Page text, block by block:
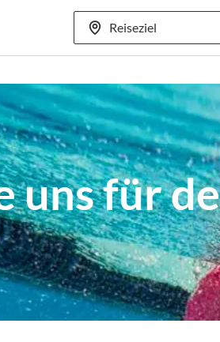
Mehr als 80 Standorte
uns für